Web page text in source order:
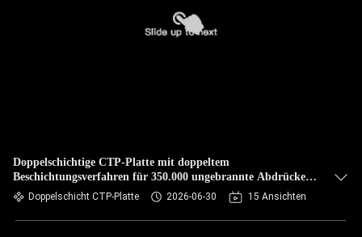
Doppelschichtige CTP-Platte mit doppeltem
Beschichtungsverfahren für 350.000 ungebrannte Abdrücke
und 24 Monate Qualitätsgarantie
Doppelschicht CTP-Platte 2026-06-30 15 Ansichten